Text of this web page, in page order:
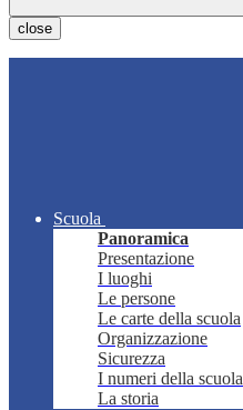
close
Scuola
Panoramica
Presentazione
I luoghi
Le persone
Le carte della scuola
Organizzazione
Sicurezza
I numeri della scuola
La storia